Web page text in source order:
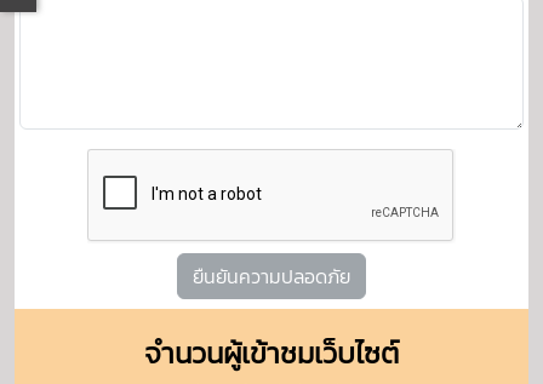
ยืนยันความปลอดภัย
จำนวนผู้เข้าชมเว็บไซต์